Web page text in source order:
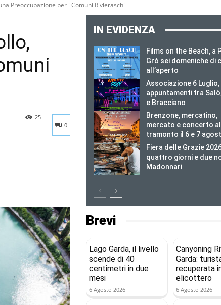
Preoccupazione per i Comuni Rivieraschi
0
25
IN EVIDENZA
Films on the Beach, a
Grò sei domeniche di
all’aperto
Associazione 6
appuntamenti tra
e Bracciano
Brenzone, mercatino,
mercato e concerto al
tramonto il 6 e 7
Fiera delle Grazie
quattro giorni e due
Madonnari
Brevi
Lago Garda, il livello
scende di 40
centimetri in due
mesi
6 Agosto 2026
Canyoning
Garda:
recuperata
elicottero
6 Agosto 2026